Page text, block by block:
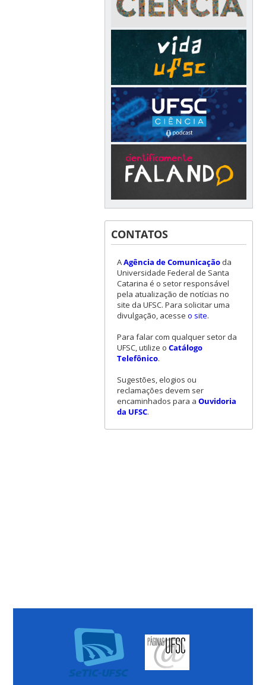
CONTATOS
AAgência de Comunicaçãoda
Universidade Federal de Santa
Catarina é o setor responsável
pela atualização de notícias no
site da UFSC. Para solicitar uma
divulgação, acesse o site.
Para falar com qualquer setor da
UFSC, utilize o Catálogo
Telefônico.
Sugestões, elogios ou
reclamações devem ser
encaminhados para a Ouvidoria
da UFSC.